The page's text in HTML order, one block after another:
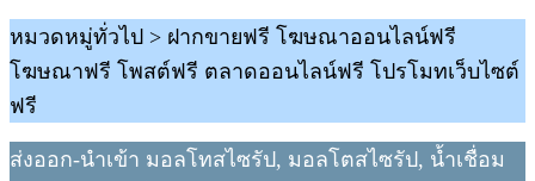
หมวดหมู่ทั่วไป > ฝากขายฟรี โฆษณาออนไลน์ฟรี
โฆษณาฟรี โพสต์ฟรี ตลาดออนไลน์ฟรี โปรโมทเว็บไซต์
ฟรี
ส่งออก-นำเข้า มอลโทสไซรัป, มอลโตสไซรัป, น้ำเชื่อม